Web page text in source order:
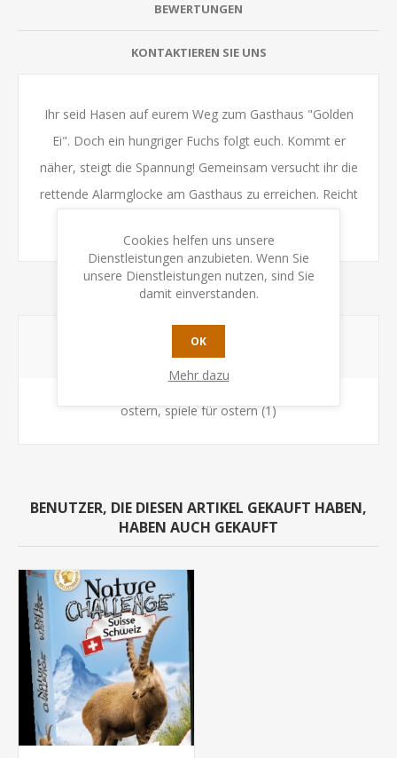
BEWERTUNGEN
KONTAKTIEREN SIE UNS
Ihr seid Hasen auf eurem Weg zum Gasthaus "Golden
Ei". Doch ein hungriger Fuchs folgt euch. Kommt er
näher, steigt die Spannung! Gemeinsam versucht ihr die
rettende Alarmglocke am Gasthaus zu erreichen. Reicht
BELIEBTE BEGRIFFE
ostern, spiele für ostern (1)
BENUTZER, DIE DIESEN ARTIKEL GEKAUFT HABEN,
HABEN AUCH GEKAUFT
Cookies helfen uns unsere
Dienstleistungen anzubieten. Wenn Sie
unsere Dienstleistungen nutzen, sind Sie
damit einverstanden.
OK
Mehr dazu